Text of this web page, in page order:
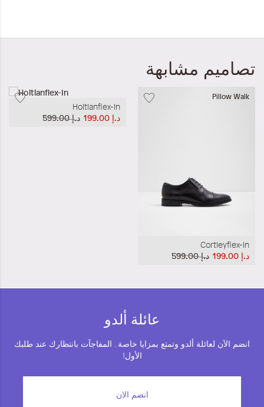
تصاميم مشابهة
Holtlanflex-In
د.إ‏ 599.00
د.إ‏ 199.00
Pillow Walk
Cortleyflex-In
د.إ‏ 599.00
د.إ‏ 199.00
عائلة ألدو
انضم الآن لعائلة ألدو وتمتع بمزايا خاصة . المفاجآت بانتظارك عند طلبك
الأول!
انضم الان